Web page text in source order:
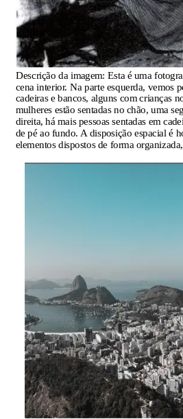
Descrição da imagem: Esta é uma
cena interior. Na parte esquerda, vemos
cadeiras e bancos, alguns com crianças
mulheres estão sentadas no chão, uma
direita, há mais pessoas sentadas em
de pé ao fundo. A disposição espacial é
elementos dispostos de forma